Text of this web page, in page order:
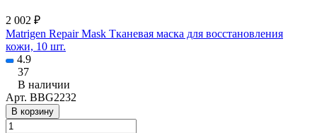
2 002 ₽
Matrigen Repair Mask Тканевая маска для восстановления
кожи, 10 шт.
4.9
37
В наличии
Арт. BBG2232
В корзину